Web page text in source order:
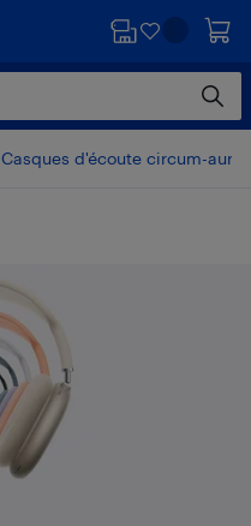
Casques d'écoute circum-